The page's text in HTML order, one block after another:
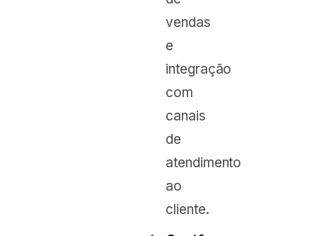
vendas
e
integração
com
canais
de
atendimento
ao
cliente.